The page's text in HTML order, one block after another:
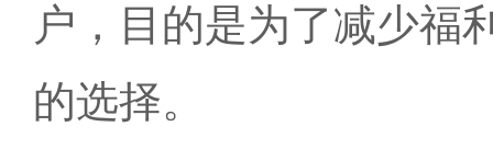
户，目的是为了减少福
的选择。